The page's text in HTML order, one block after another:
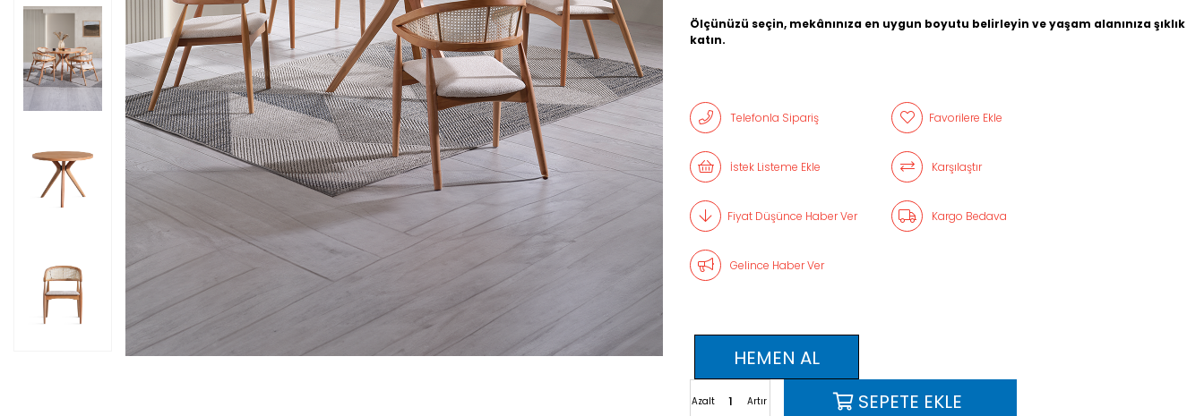
Ölçünüzü seçin, mekânınıza en uygun boyutu belirleyin ve yaşam alanınıza şıklık
katın.
Telefonla Sipariş Favorilere Ekle
İstek Listeme Ekle Karşılaştır
Fiyat Düşünce Haber Ver Kargo Bedava
Gelince Haber Ver
Artır
Azalt